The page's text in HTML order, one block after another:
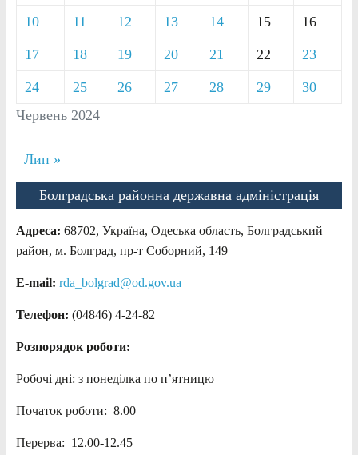
Червень 2024
10 11 12 13 14 15 16
17 18 19 20 21 22 23
24 25 26 27 28 29 30
Лип »
Болградська районна державна адміністрація
Адреса: 68702, Україна, Одеська область, Болградський
район, м. Болград, пр-т Соборний, 149
E-mail: rda_bolgrad@od.gov.ua
Телефон: (04846) 4-24-82
Розпорядок роботи:
Робочі дні: з понеділка по п’ятницю
Початок роботи: 8.00
Перерва: 12.00-12.45